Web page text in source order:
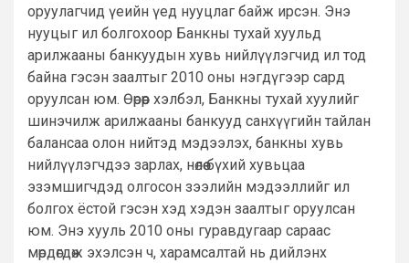
оруулагчид үеийн үед нууцлаг байж ирсэн. Энэ
нууцыг ил болгохоор Банкны тухай хуульд
арилжааны банкуудын хувь нийлүүлэгчид ил тод
байна гэсэн заалтыг 2010 оны нэгдүгээр сард
оруулсан юм. Өөрөөр хэлбэл, Банкны тухай хуулийг
шинэчилж арилжааны банкууд санхүүгийн тайлан
балансаа олон нийтэд мэдээлэх, банкны хувь
нийлүүлэгчдээ зарлах, нөлөө бүхий хувьцаа
эзэмшигчдэд олгосон зээлийн мэдээллийг ил
болгох ёстой гэсэн хэд хэдэн заалтыг оруулсан
юм. Энэ хууль 2010 оны гуравдугаар сараас
мөрдөгдөж эхэлсэн ч, харамсалтай нь дийлэнх